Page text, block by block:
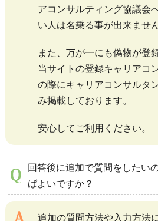
アコンサルティング協議会
い人は名乗る事が出来ません
また、万が一にも偽物が登
当サイトの登録キャリアコ
の際にキャリアコンサルタ
み掲載しております。
安心してご利用ください。
回答後に追加で質問をしたい
ばよいですか？
追加の質問方法や入力方法